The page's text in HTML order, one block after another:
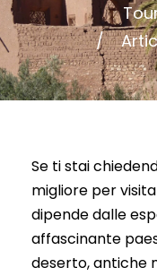
Se ti stai
migliore per
dipende dalle
affascinante
deserto, antiche